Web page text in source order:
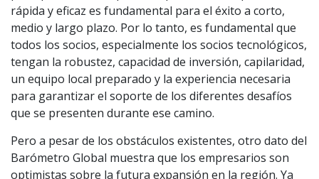
rápida y eficaz es fundamental para el éxito a corto,
medio y largo plazo. Por lo tanto, es fundamental que
todos los socios, especialmente los socios tecnológicos,
tengan la robustez, capacidad de inversión, capilaridad,
un equipo local preparado y la experiencia necesaria
para garantizar el soporte de los diferentes desafíos
que se presenten durante ese camino.
Pero a pesar de los obstáculos existentes, otro dato del
Barómetro Global muestra que los empresarios son
optimistas sobre la futura expansión en la región. Ya